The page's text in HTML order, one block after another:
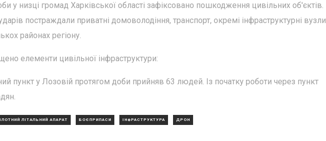
у низці громад Харківської області зафіксовано пошкодження цивільних об'єктів.
постраждали приватні домоволодіння, транспорт, окремі інфраструктурні вузли
районах регіону.
елементи цивільної інфраструктури:
пункт у Лозовій протягом доби прийняв 63 людей. Із початку роботи через пункт
ЛІТАЛЬНИЙ АПАРАТ БОЄПРИПАСИ ІНФРАСТРУКТУРА ДРОН